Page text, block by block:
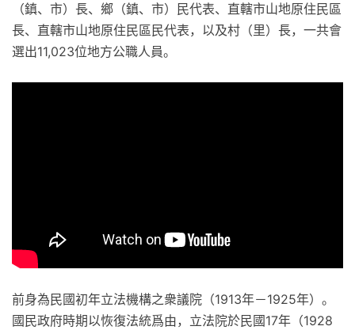
（鎮、市）長、鄉（鎮、市）民代表、直轄市山地原住民區
長、直轄市山地原住民區民代表，以及村（里）長，一共會
選出11,023位地方公職人員。
前身為民國初年立法機構之衆議院（1913年－1925年）。
國民政府時期以恢復法統爲由，立法院於民國17年（1928